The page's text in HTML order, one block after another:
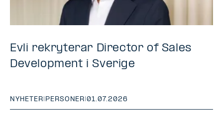
Evli rekryterar Director of Sales
Development i Sverige
NYHETER PERSONER |01.07.2026